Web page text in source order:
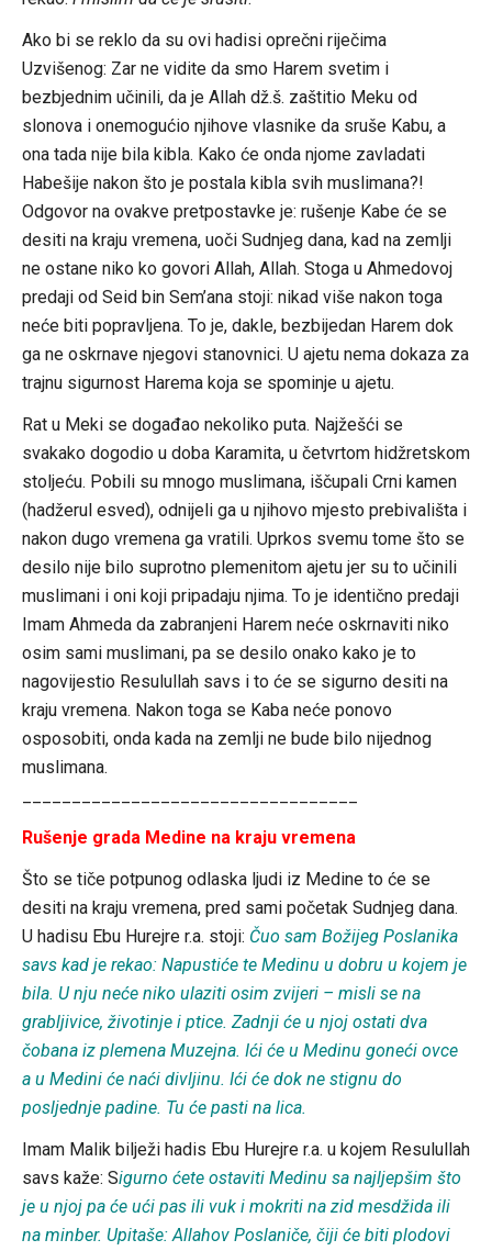
Ako bi se reklo da su ovi hadisi oprečni riječima
Uzvišenog: Zar ne vidite da smo Harem svetim i
bezbjednim učinili, da je Allah dž.š. zaštitio Meku od
slonova i onemogućio njihove vlasnike da sruše Kabu, a
ona tada nije bila kibla. Kako će onda njome zavladati
Habešije nakon što je postala kibla svih muslimana?!
Odgovor na ovakve pretpostavke je: rušenje Kabe će se
desiti na kraju vremena, uoči Sudnjeg dana, kad na zemlji
ne ostane niko ko govori Allah, Allah. Stoga u Ahmedovoj
predaji od Seid bin Sem’ana stoji: nikad više nakon toga
neće biti popravljena. To je, dakle, bezbijedan Harem dok
ga ne oskrnave njegovi stanovnici. U ajetu nema dokaza za
trajnu sigurnost Harema koja se spominje u ajetu.
Rat u Meki se događao nekoliko puta. Najžešći se
svakako dogodio u doba Karamita, u četvrtom hidžretskom
stoljeću. Pobili su mnogo muslimana, iščupali Crni kamen
(hadžerul esved), odnijeli ga u njihovo mjesto prebivališta i
nakon dugo vremena ga vratili. Uprkos svemu tome što se
desilo nije bilo suprotno plemenitom ajetu jer su to učinili
muslimani i oni koji pripadaju njima. To je identično predaji
Imam Ahmeda da zabranjeni Harem neće oskrnaviti niko
osim sami muslimani, pa se desilo onako kako je to
nagovijestio Resulullah savs i to će se sigurno desiti na
kraju vremena. Nakon toga se Kaba neće ponovo
osposobiti, onda kada na zemlji ne bude bilo nijednog
muslimana.
Rušenje grada Medine na kraju vremena
Što se tiče potpunog odlaska ljudi iz Medine to će se
desiti na kraju vremena, pred sami početak Sudnjeg dana.
U hadisu Ebu Hurejre r.a. stoji: Čuo sam Božijeg Poslanika
savs kad je rekao: Napustiće te Medinu u dobru u kojem je
bila. U nju neće niko ulaziti osim zvijeri – misli se na
grabljivice, životinje i ptice. Zadnji će u njoj ostati dva
čobana iz plemena Muzejna. Ići će u Medinu goneći ovce
a u Medini će naći divljinu. Ići će dok ne stignu do
posljednje padine. Tu će pasti na lica.
Imam Malik bilježi hadis Ebu Hurejre r.a. u kojem Resulullah
savs kaže: Sigurno ćete ostaviti Medinu sa najljepšim što
je u njoj pa će ući pas ili vuk i mokriti na zid mesdžida ili
na minber. Upitaše: Allahov Poslaniče, čiji će biti plodovi